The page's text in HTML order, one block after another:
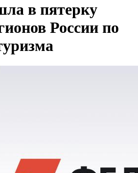
в пятерку
России по